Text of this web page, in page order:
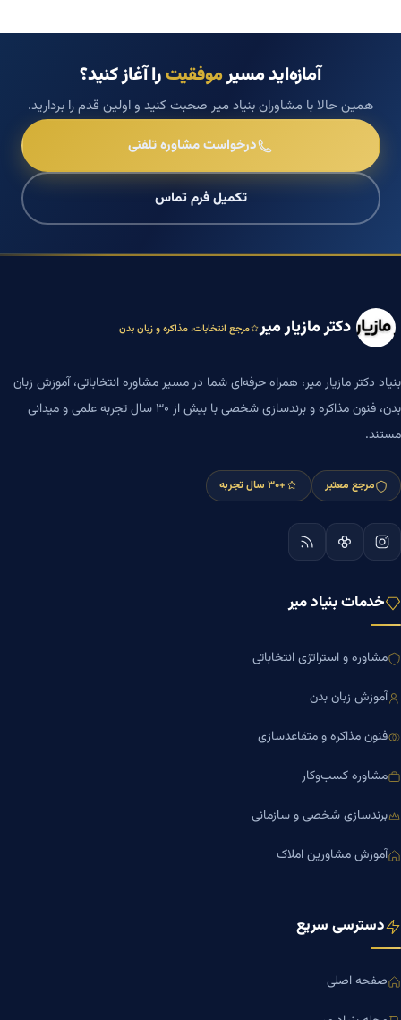
آمازه‌اید مسیرموفقیترا آغاز کنید؟
همین حالا با مشاوران بنیاد میر صحبت کنید و اولین قدم را بردارید.
درخواست مشاوره تلفنی
تکمیل فرم تماس
دکتر مازیار میر مرجع انتخابات، مذاکره و زبان بدن
بنیاد دکتر مازیار میر، همراه حرفه‌ای شما در مسیر مشاوره انتخاباتی، آموزش زبان
بدن، فنون مذاکره و برندسازی شخصی با بیش از ۳۰ سال تجربه علمی و میدانی
مستند.
مرجع معتبر +۳۰ سال تجربه
خدمات بنیاد میر
مشاوره و استراتژی انتخاباتی
آموزش زبان بدن
فنون مذاکره و متقاعدسازی
مشاوره کسب‌وکار
برندسازی شخصی و سازمانی
آموزش مشاورین املاک
دسترسی سریع
صفحه اصلی